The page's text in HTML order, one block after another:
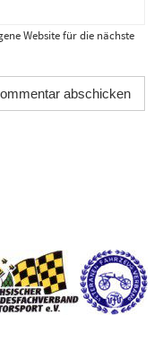
Website für die nächste